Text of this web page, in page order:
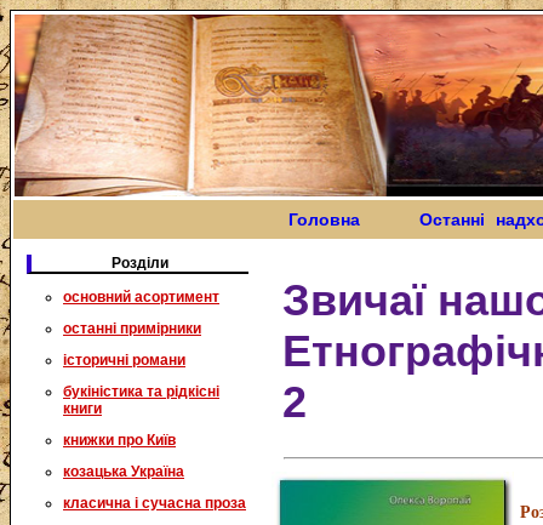
Головна Останні
Розділи
основний асортимент
останні примірники
історичні романи
букіністика та рідкісні
книги
книжки про Київ
козацька Україна
класична і сучасна проза
Звичаї
2